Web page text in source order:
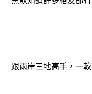
跟兩岸三地高手，一較